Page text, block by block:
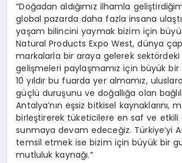
“Doğadan aldığımız ilhamla
global pazarda daha fazla insana
yaşam bilincini yaymak bizim için
Natural Products Expo West, dünya
markalarla bir araya gelerek
gelişmeleri paylaşmamız için büyük bir
10 yıldır bu fuarda yer almamız,
güçlü duruşunu ve doğallığa olan
Antalya’nın eşsiz bitkisel kaynaklarını,
birleştirerek tüketicilere en saf ve etkili
sunmaya devam edeceğiz. Türkiye’yi
temsil etmek ise bizim için büyük bir
mutluluk kaynağı.”